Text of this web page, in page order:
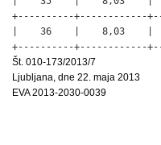
Št. 010-173/2013/7
Ljubljana, dne 22. maja 2013
EVA 2013-2030-0039